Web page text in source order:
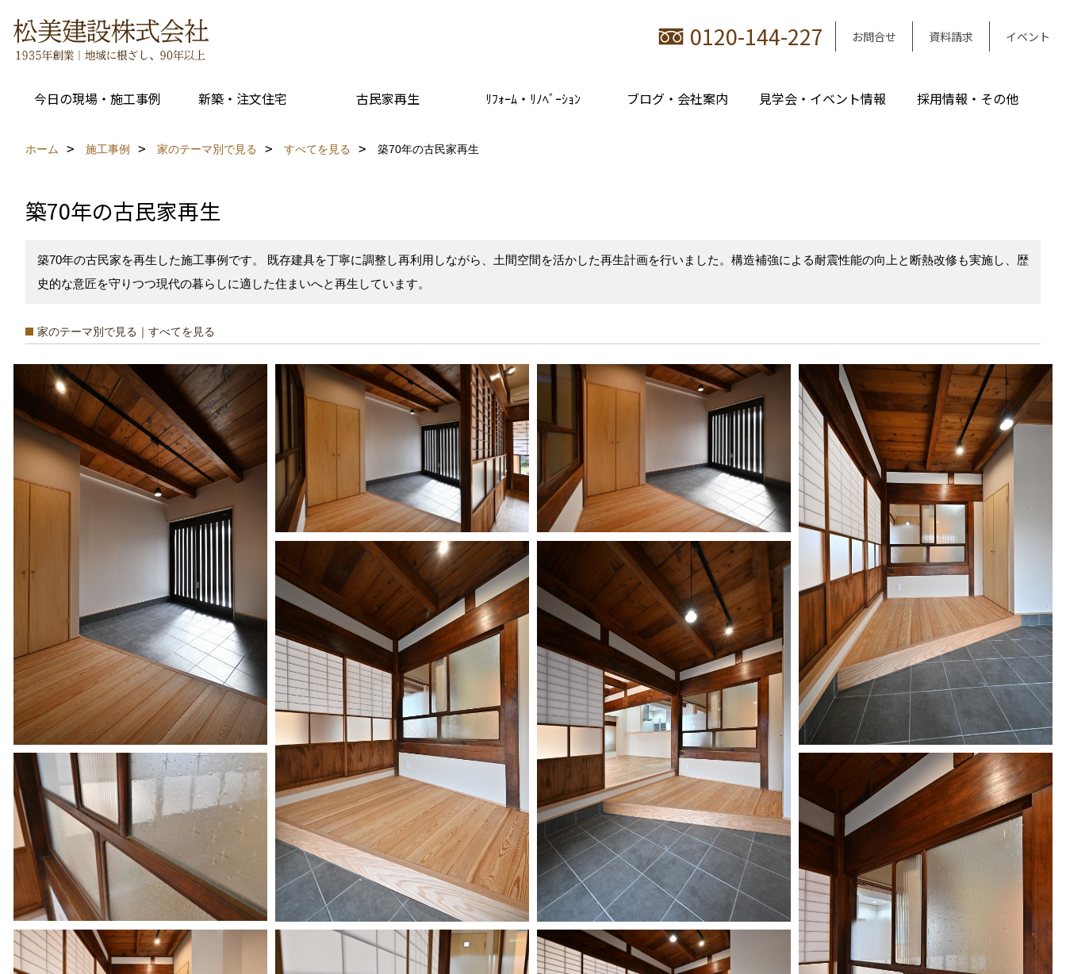
0120-144-227 お問合せ 資料請求 イベント
今日の現場・施工事例 新築・注文住宅 古民家再生 ﾘﾌｫｰﾑ・ﾘﾉﾍﾞｰｼｮﾝ ブログ・会社案内 見学会・イベント情報 採用情報・その他
ホーム 施工事例 家のテーマ別で見る すべてを見る 築70年の古民家再生
築70年の古民家再生
築70年の古民家を再生した施工事例です。 既存建具を丁寧に調整し再利用しながら、土間空間を活かした再生計画を行いました。構造補強による耐震性能の向上と断熱改修も実施し、歴
史的な意匠を守りつつ現代の暮らしに適した住まいへと再生しています。
家のテーマ別で見る｜すべてを見る